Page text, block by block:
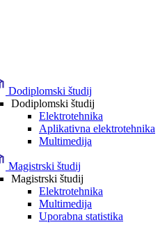
Dodiplomski študij
Dodiplomski študij
Elektrotehnika
Aplikativna elektrotehnika
Multimedija
Magistrski študij
Magistrski študij
Elektrotehnika
Multimedija
Uporabna statistika